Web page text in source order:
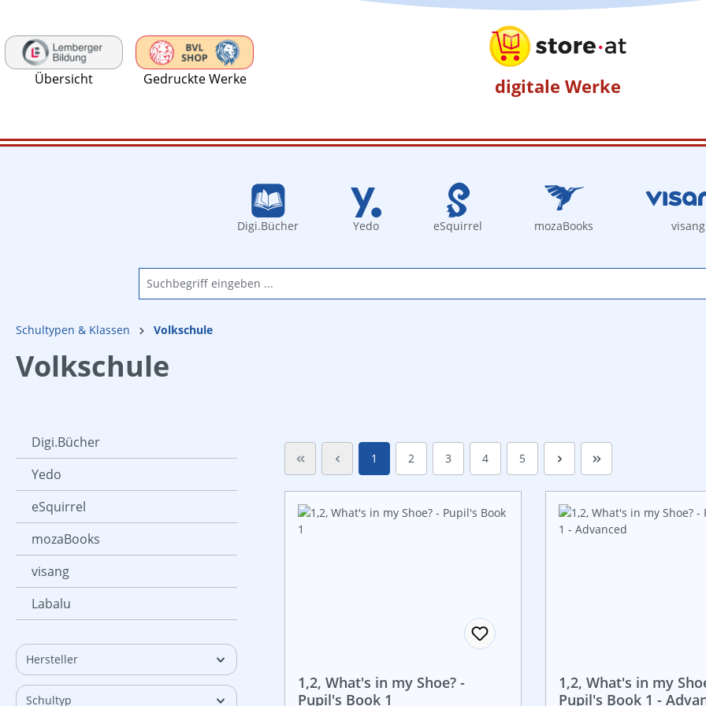
Übersicht Gedruckte Werke digitale Werke
Digi.Bücher Yedo eSquirrel mozaBooks visang
Schultypen & Klassen Volkschule
Volkschule
Digi.Bücher
Yedo
eSquirrel
mozaBooks
visang
Labalu
Hersteller
Schultyp
Seite
1 Seite
2 Seite
3 Seite
4 Seite
5
1,2, What's in my Shoe? -
Pupil's Book 1
1,2, What's in my
Pupil's Book 1 -